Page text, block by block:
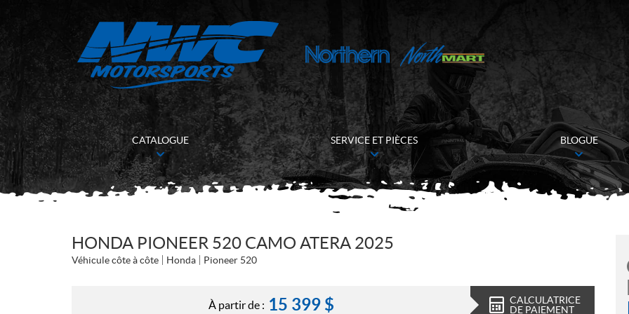
CATALOGUE SERVICE ET PIÈCES BLOGUE
HONDA PIONEER 520 CAMO ATERA 2025
Véhicule côte à côte Honda Pioneer 520
À partir de : 15 399 $
CALCULATRICE
DE PAIEMENT